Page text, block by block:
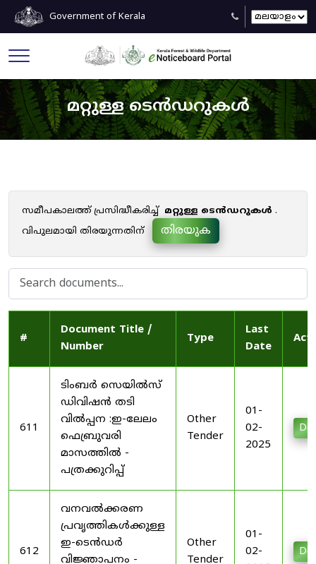
Government of Kerala
മറ്റുള്ള ടെൻഡറുകൾ
സമീപകാലത്ത് പ്രസിദ്ധീകരിച്ച് മറ്റുള്ള ടെൻഡറുകൾ .
വിപുലമായി തിരയുന്നതിന്
തിരയുക
#
Document Title /
Number
Type
Last
Date
611
ടിംബർ സെയിൽസ്
ഡിവിഷൻ തടി
വിൽപ്പന :ഇ-ലേലം
ഫെബ്രുവരി
മാസത്തിൽ -
പത്രക്കുറിപ്പ്
Other
Tender
01-
02-
2025
612
വനവൽക്കരണ
പ്രവൃത്തികൾക്കുള്ള
ഇ-ടെൻഡർ
വിജ്ഞാപനം -
Other
Tender
01-
02-